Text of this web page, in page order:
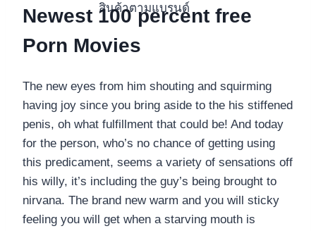
สินค้าตามแบรนด์
Newest 100 percent free
Porn Movies
The new eyes from him shouting and squirming
having joy since you bring aside to the his stiffened
penis, oh what fulfillment that could be! And today
for the person, who’s no chance of getting using
this predicament, seems a variety of sensations off
his willy, it’s including the guy’s being brought to
nirvana. The brand new warm and you will sticky
feeling you will get when a starving mouth is